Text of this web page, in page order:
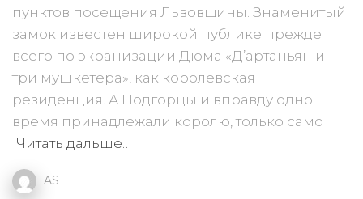
пунктов посещения Львовщины. Знаменитый
замок известен широкой публике прежде
всего по экранизации Дюма «Д’артаньян и
три мушкетера», как королевская
резиденция. А Подгорцы и вправду одно
время принадлежали королю, только само
Читать дальше…
AS